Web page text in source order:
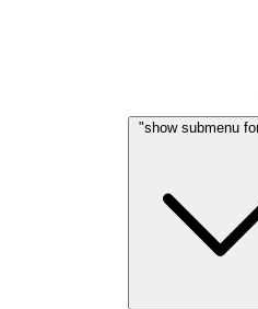
show submenu